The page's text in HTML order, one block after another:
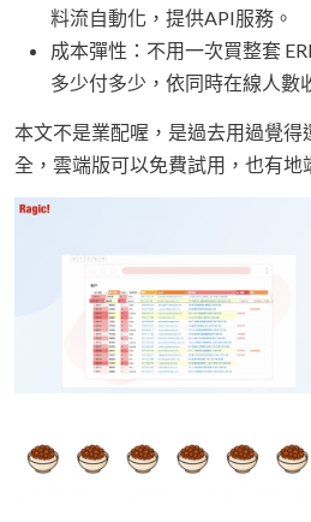
料流自動化，提供API服務。
成本彈性：不用一次買整套
多少付多少，依同時在線人數
本文不是業配喔，是過去用過覺得
全，雲端版可以免費試用，也有地